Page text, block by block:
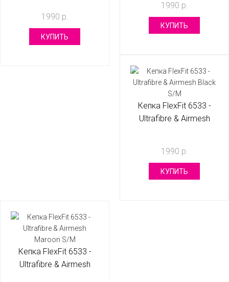
1990 р.
КУПИТЬ
1990 р.
КУПИТЬ
Кепка FlexFit 6533 -
Ultrafibre & Airmesh
1990 р.
КУПИТЬ
Кепка FlexFit 6533 -
Ultrafibre & Airmesh